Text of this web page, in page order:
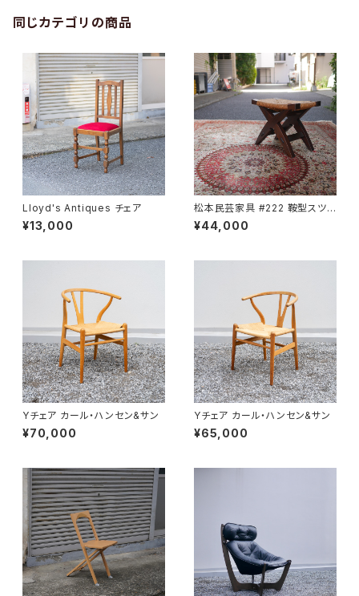
同じカテゴリの商品
Lloyd's Antiques チェア
¥13,000
松本民芸家具 #222 鞍型スツ
ール
¥44,000
Yチェア カール・ハンセン&サン
¥70,000
Yチェア カール・ハンセン&サン
¥65,000